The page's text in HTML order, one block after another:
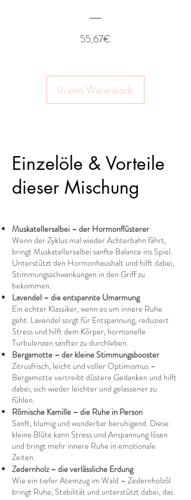
55,67€
In den Warenkorb
Einzelöle & Vorteile
dieser Mischung
Muskatellersalbei – der Hormonflüsterer
Wenn der Zyklus mal wieder Achterbahn fährt,
bringt Muskatellersalbei sanfte Balance ins Spiel.
Unterstützt den Hormonhaushalt und hilft dabei,
Stimmungsschwankungen in den Griff zu
bekommen.
Lavendel – die entspannte Umarmung
Ein echter Klassiker, wenn es um innere Ruhe
geht. Lavendel sorgt für Entspannung, reduziert
Stress und hilft dem Körper, hormonelle
Turbulenzen sanfter zu durchleben.
Bergamotte – der kleine Stimmungsbooster
Zitrusfrisch, leicht und voller Optimismus –
Bergamotte vertreibt düstere Gedanken und hilft
dabei, sich wieder leichter und gelassener zu
fühlen.
Römische Kamille – die Ruhe in Person
Sanft, blumig und wunderbar beruhigend. Diese
kleine Blüte kann Stress und Anspannung lösen
und bringt mehr innere Ruhe in emotionale
Zeiten.
Zedernholz – die verlässliche Erdung
Wie ein tiefer Atemzug im Wald – Zedernholzöl
bringt Ruhe, Stabilität und unterstützt dabei, das